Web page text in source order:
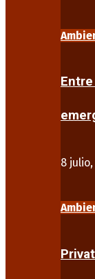
8 julio,